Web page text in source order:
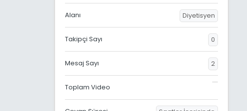
Alanı Diyetisyen
Takipçi Sayı 0
Mesaj Sayı 2
Toplam Video